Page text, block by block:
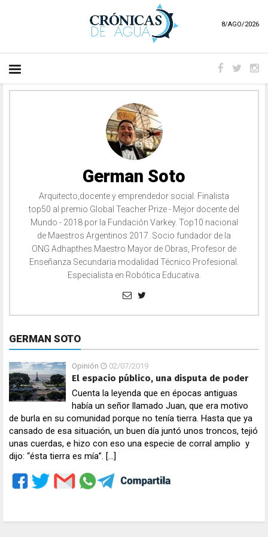
8/AGO/2026
German Soto
Arquitecto,docente y emprendedor social. Finalista
top50 al premio Global Teacher Prize - Mejor docente del
Mundo - 2018 por la Fundación Varkey. Top10 nacional
de Maestros Argentinos 2017. Socio fundador de la
ONG Adhapthes.Maestro Mayor de Obras, Profesor de
Enseñanza Secundaria modalidad Técnico Profesional.
Especialista en Robótica Educativa.
GERMAN SOTO
Opinión 02/07/2019
El espacio público, una disputa de poder
Cuenta la leyenda que en épocas antiguas
había un señor llamado Juan, que era motivo
de burla en su comunidad porque no tenía tierra. Hasta que ya
cansado de esa situación, un buen día juntó unos troncos, tejió
unas cuerdas, e hizo con eso una especie de corral amplio y
dijo: “ésta tierra es mía”. […]